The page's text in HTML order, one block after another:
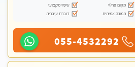
מקום פרטי
עיסוי מקצועי
תמונה אמיתית
דוברת עיברית
055-4532292